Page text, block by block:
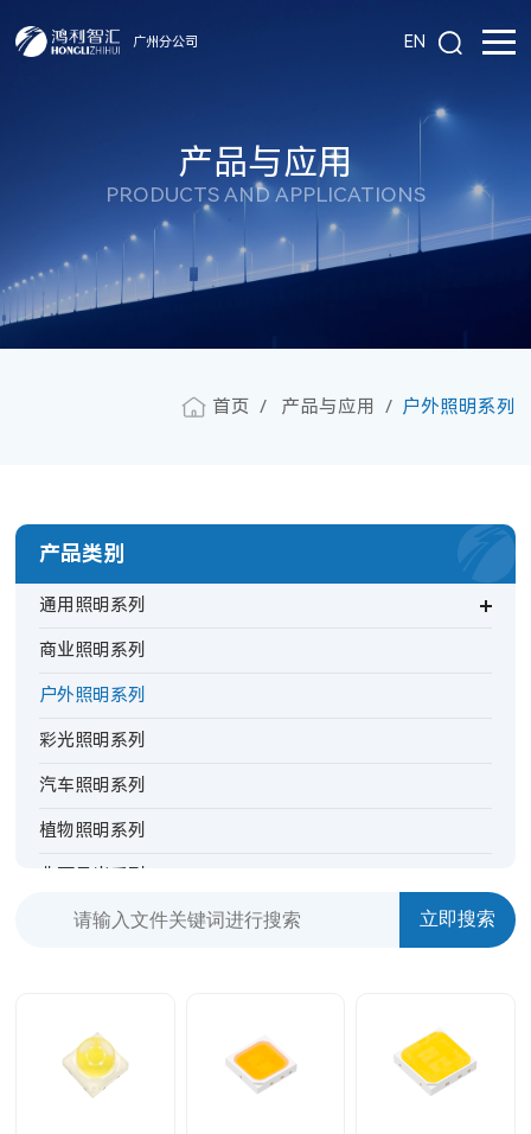
广州分公司 EN
产品与应用
PRODUCTS AND APPLICATIONS
首页 产品与应用 户外照明系列
产品类别
通用照明系列
商业照明系列
户外照明系列
彩光照明系列
汽车照明系列
植物照明系列
非可见光系列
背光指示系列